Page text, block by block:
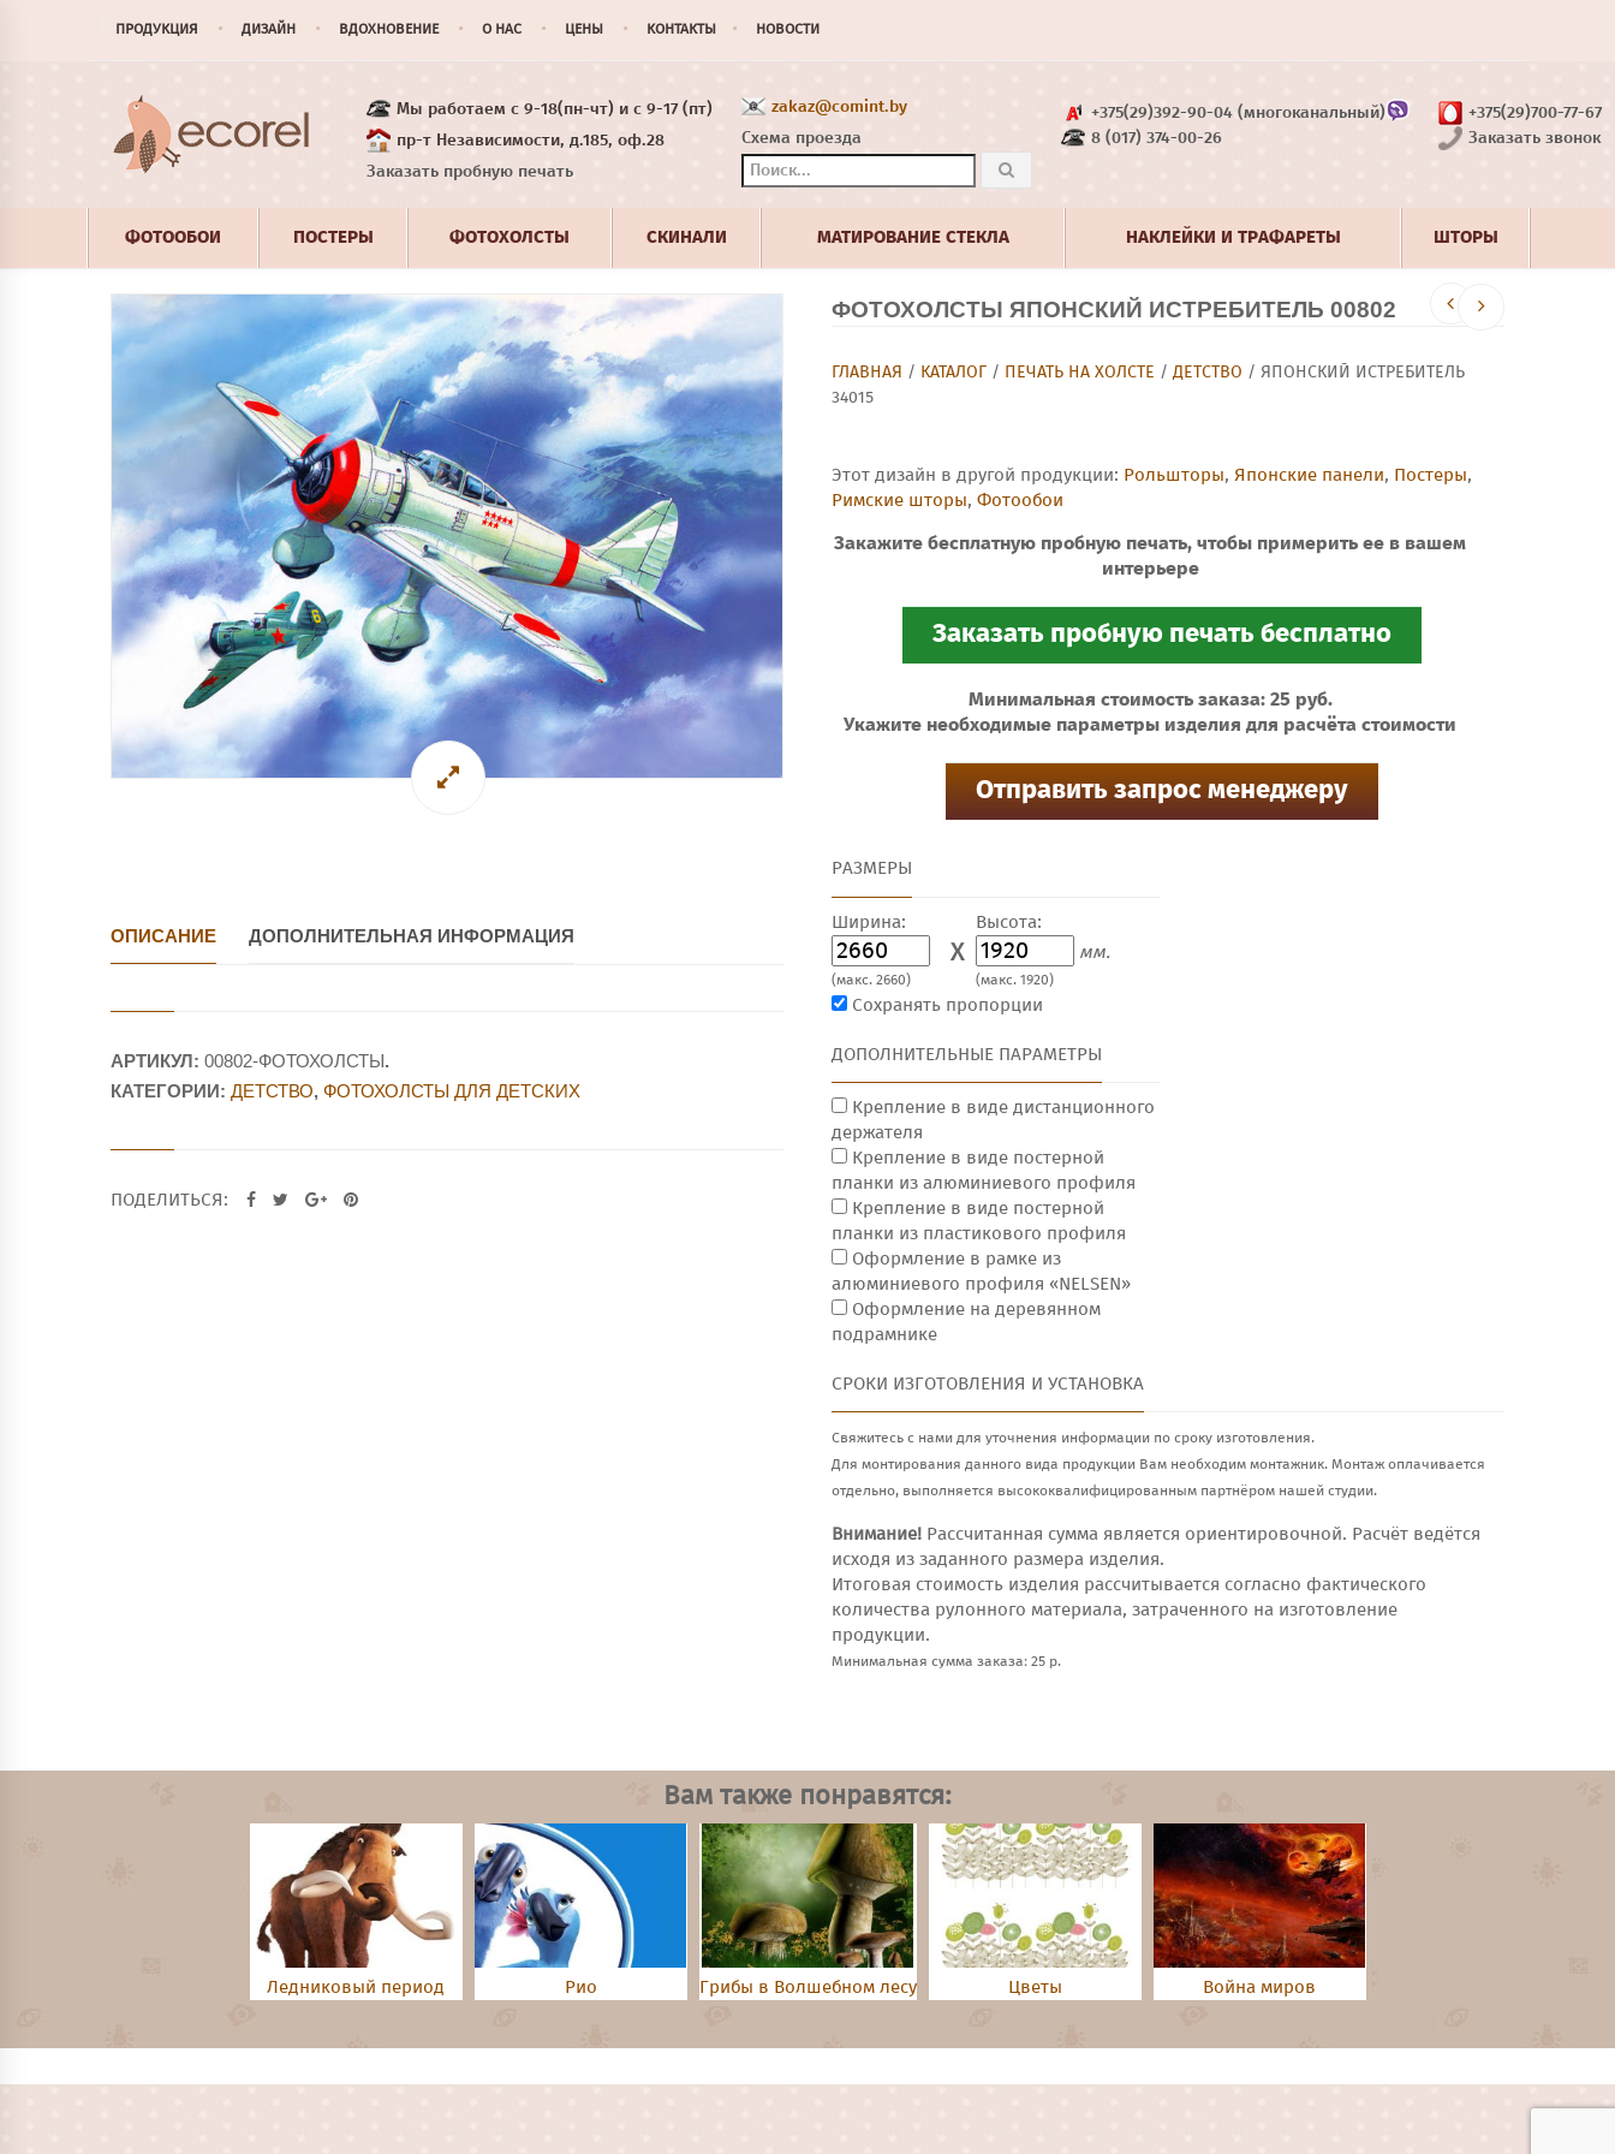
ПРОДУКЦИЯ ДИЗАЙН ВДОХНОВЕНИЕ О НАС ЦЕНЫ КОНТАКТЫ НОВОСТИ
Мы работаем с 9-18(пн-чт) и с 9-17 (пт)
пр-т Независимости, д.185, оф.28
Заказать пробную печать
zakaz@comint.by
Схема проезда
+375(29)392-90-04 (многоканальный)
8 (017) 374-00-26
+375(29)700-77-67
Заказать звонок
ФОТООБОИ ПОСТЕРЫ ФОТОХОЛСТЫ СКИНАЛИ МАТИРОВАНИЕ СТЕКЛА НАКЛЕЙКИ И ТРАФАРЕТЫ ШТОРЫ
ФОТОХОЛСТЫ ЯПОНСКИЙ ИСТРЕБИТЕЛЬ 00802
ГЛАВНАЯ / КАТАЛОГ / ПЕЧАТЬ НА ХОЛСТЕ / ДЕТСТВО / ЯПОНСКИЙ ИСТРЕБИТЕЛЬ
34015
Этот дизайн в другой продукции: Рольшторы, Японские панели, Постеры,
Римские шторы, Фотообои
Закажите бесплатную пробную печать, чтобы примерить ее в вашем
интерьере
Минимальная стоимость заказа: 25 руб.
Укажите необходимые параметры изделия для расчёта стоимости
РАЗМЕРЫ
Ширина:
X
(макс. 2660)
Высота:
мм.
(макс. 1920)
Сохранять пропорции
ДОПОЛНИТЕЛЬНЫЕ ПАРАМЕТРЫ
Крепление в виде дистанционного
держателя
Крепление в виде постерной
планки из алюминиевого профиля
Крепление в виде постерной
планки из пластикового профиля
Оформление в рамке из
алюминиевого профиля «NELSEN»
Оформление на деревянном
подрамнике
СРОКИ ИЗГОТОВЛЕНИЯ И УСТАНОВКА
Свяжитесь с нами для уточнения информации по сроку изготовления.
Для монтирования данного вида продукции Вам необходим монтажник. Монтаж оплачивается
отдельно, выполняется высококвалифицированным партнёром нашей студии.
Внимание! Рассчитанная сумма является ориентировочной. Расчёт ведётся
исходя из заданного размера изделия.
Итоговая стоимость изделия рассчитывается согласно фактического
количества рулонного материала, затраченного на изготовление
продукции.
Минимальная сумма заказа: 25 р.
ОПИСАНИЕ ДОПОЛНИТЕЛЬНАЯ ИНФОРМАЦИЯ
АРТИКУЛ: 00802-ФОТОХОЛСТЫ.
КАТЕГОРИИ: ДЕТСТВО, ФОТОХОЛСТЫ ДЛЯ ДЕТСКИХ
ПОДЕЛИТЬСЯ:
Вам также понравятся:
Ледниковый период Рио Грибы в Волшебном лесу Цветы Война миров